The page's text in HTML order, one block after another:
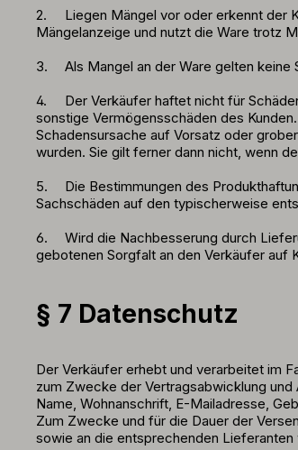
2.
Liegen Mängel vor oder erkennt der
Mängelanzeige und nutzt die Ware trotz
3.
Als Mangel an der Ware gelten
4.
Der Verkäufer haftet nicht für
sonstige Vermögensschäden des
Schadensursache auf Vorsatz oder
wurden. Sie gilt ferner dann nicht, wenn
5.
Die Bestimmungen des
Sachschäden auf den typischerweise
6.
Wird die Nachbesserung durch
gebotenen Sorgfalt an den Verkäufer auf
§ 7 Datenschutz
Der Verkäufer erhebt und verarbeitet im
zum Zwecke der Vertragsabwicklung
Name, Wohnanschrift, E-Mailadresse,
Zum Zwecke und für die Dauer der
sowie an die entsprechenden